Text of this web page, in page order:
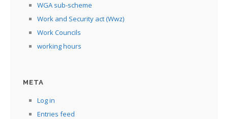
WGA sub-scheme
Work and Security act (Wwz)
Work Councils
working hours
META
Log in
Entries feed